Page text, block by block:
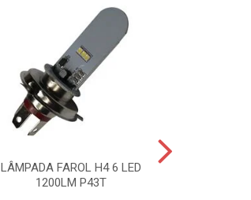
LÂMPADA FAROL H4 6 LED
1200LM P43T